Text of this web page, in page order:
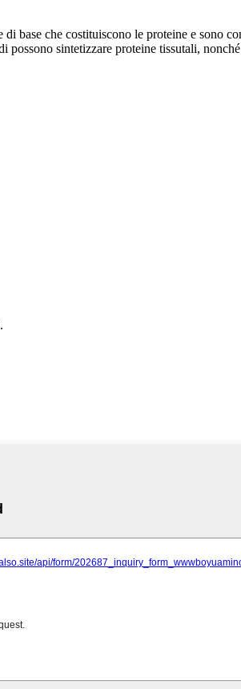
base che costituiscono le proteine ​​e
sintetizzare proteine ​​tissutali,